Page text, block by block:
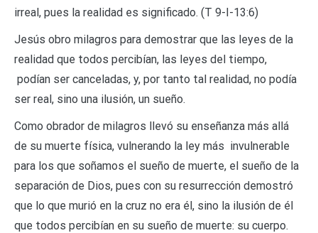
irreal, pues la realidad es significado. (T 9-I-13:6)
Jesús obro milagros para demostrar que las leyes de la
realidad que todos percibían, las leyes del tiempo,
podían ser canceladas, y, por tanto tal realidad, no podía
ser real, sino una ilusión, un sueño.
Como obrador de milagros llevó su enseñanza más allá
de su muerte física, vulnerando la ley más invulnerable
para los que soñamos el sueño de muerte, el sueño de la
separación de Dios, pues con su resurrección demostró
que lo que murió en la cruz no era él, sino la ilusión de él
que todos percibían en su sueño de muerte: su cuerpo.